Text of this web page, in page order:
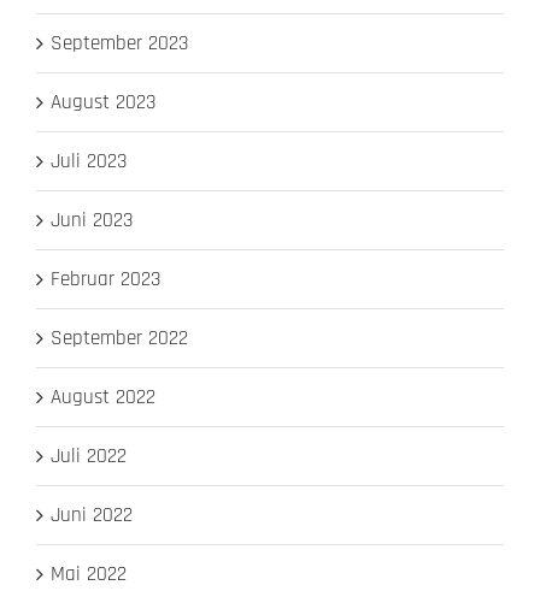
September 2023
August 2023
Juli 2023
Juni 2023
Februar 2023
September 2022
August 2022
Juli 2022
Juni 2022
Mai 2022